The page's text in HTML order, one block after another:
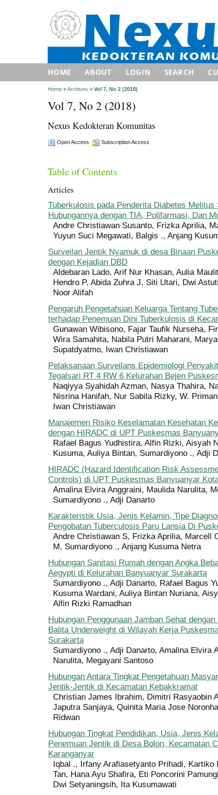
HOME ABOUT LOGIN SEARCH
Home >Archives > Vol 7, No 2 (2018)
Vol 7, No 2 (2018)
Nexus Kedokteran Komunitas
Open Access Subscription Access
Table of Contents
Articles
Tuberkulosis pada Penderita Diabetes Melitus
Hubungannya dengan TIA, Polifarmasi, Dan
Andre Christiawan Susanto, Frizka Aprilia,
Yuyun Suci Megawati, Balgis ., Anjang
Surveilan Jentik Nyamuk di desa Binaan
dengan Kejadian DBD
Aldebaran Lado, Arif Nur Khasan, Aulia
Hendro P, Abida Zuhra J, Siti Utari, Dwi
Noor Alifah
Pengaruh Pengetahuan Keluarga Tentang
terhadap Penemuan Dini Tuberkulosis di
Gunawan Wibisono, Fajar Taufik Nurseha,
Wira Samahita, Nabila Putri Maharani,
Supatdyatmo, Iwan Christiawan
Pelaksanaan Surveilans Epidemiologi
Tegalsari RT 4 RW 6 Kelurahan Bejen
Naqiyya Syahidah Azman, Nasya Thahira,
Nisrina Hanifah, Nur Sabila Rizky, W.
Iwan Christiawan
Manajemen Risiko Keselamatan Kesehatan
dengan HIRADC di UPT Puskesmas
Rafael Bagus Yudhistira, Alfin Rizki, Aisyah
Kusuma, Auliya Bintan, Sumardiyono ., Adji
HIRADC (Hazard Identification Risk
Controls) di UPT Puskesmas Banyuanyar
Amalina Elvira Anggraini, Maulida Narulita,
Sumardiyono ., Adji Danarto
Karakteristik Usia, Jenis Kelamin, Tipe
Pengobatan Tuberculosis Paru Lansia Di
Andre Christiawan S, Frizka Aprilia, Marcell
M, Sumardiyono ., Anjang Kusuma Netra
Hubungan Sanitasi Rumah dengan Angka
Aegypti di Kelurahan Banyuanyar Surakarta
Sumardiyono ., Adji Danarto, Rafael Bagus
Kusuma Wardani, Auliya Bintan Nuriana,
Alfin Rizki Ramadhan
Hubungan Penggunaan Jamban Sehat
Balita Underweight di Wilayah Kerja
Surakarta
Sumardiyono ., Adji Danarto, Amalina Elvira
Narulita, Megayani Santoso
Hubungan Antara Tingkat Pengetahuan
Jentik-Jentik di Kecamatan Kebakkramat
Christian James Ibrahim, Dimitri Rasyaobin
Japutra Sanjaya, Quinita Maria Jose
Ridwan
Hubungan Tingkat Pendidikan, Usia, Jenis
Penemuan Jentik di Desa Bolon, Kecamatan
Karanganyar
Iqbal ., Irfany Arafiasetyanto Prihadi, Kartiko
Tan, Hana Ayu Shafira, Eti Poncorini
Dwi Setyaningsih, Ita Kusumawati